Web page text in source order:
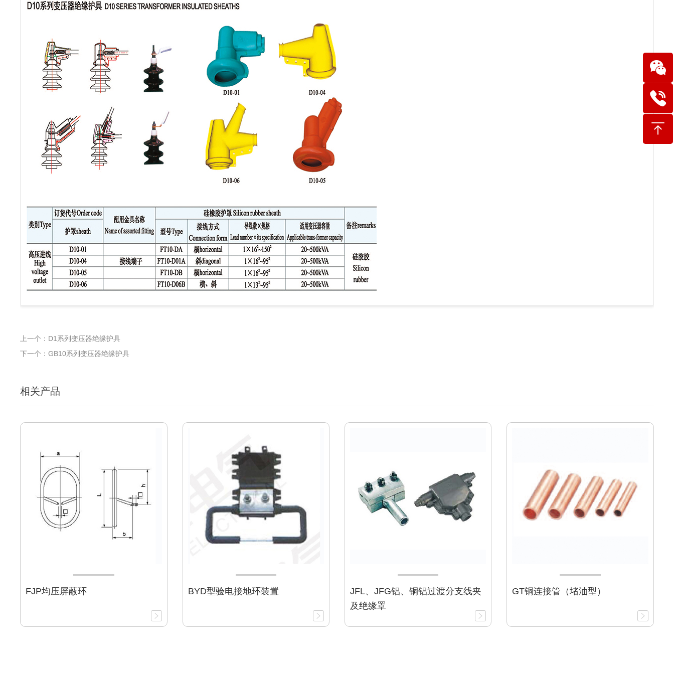
上一个：D1系列变压器绝缘护具
下一个：GB10系列变压器绝缘护具
相关产品
FJP均压屏蔽环 BYD型验电接地环装置
JFL、JFG铝、铜铝过渡分支线夹
及绝缘罩
GT铜连接管（堵油型）